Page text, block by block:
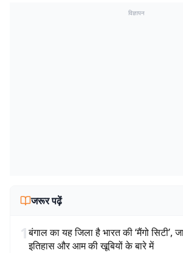
विज्ञापन
जरूर पढ़ें
1बंगाल का यह जिला है भारत की ‘मैंगो सिटी’,
इतिहास और आम की खूबियों के बारे में